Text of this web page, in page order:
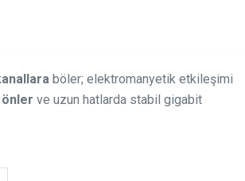
böler; elektromanyetik etkileşimi
önler ve uzun hatlarda stabil gigabit